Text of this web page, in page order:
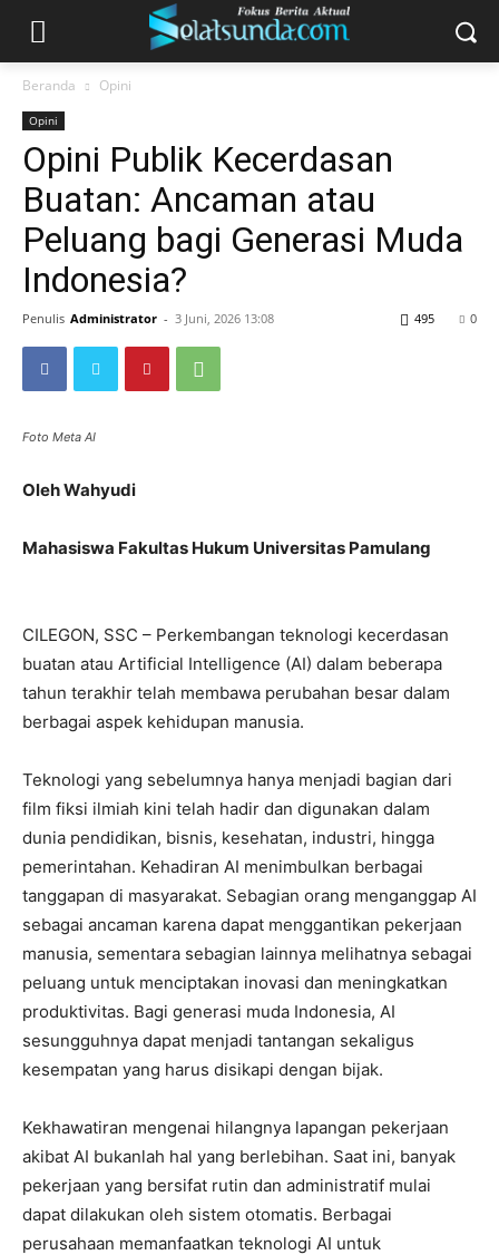
Beranda Opini
Opini
Opini Publik Kecerdasan
Buatan: Ancaman atau
Peluang bagi Generasi Muda
Indonesia?
Penulis Administrator - 3 Juni, 2026 13:08 0
495
Foto Meta AI
Oleh Wahyudi
Mahasiswa Fakultas Hukum Universitas Pamulang
CILEGON, SSC – Perkembangan teknologi kecerdasan
buatan atau Artificial Intelligence (AI) dalam beberapa
tahun terakhir telah membawa perubahan besar dalam
berbagai aspek kehidupan manusia.
Teknologi yang sebelumnya hanya menjadi bagian dari
film fiksi ilmiah kini telah hadir dan digunakan dalam
dunia pendidikan, bisnis, kesehatan, industri, hingga
pemerintahan. Kehadiran AI menimbulkan berbagai
tanggapan di masyarakat. Sebagian orang menganggap AI
sebagai ancaman karena dapat menggantikan pekerjaan
manusia, sementara sebagian lainnya melihatnya sebagai
peluang untuk menciptakan inovasi dan meningkatkan
produktivitas. Bagi generasi muda Indonesia, AI
sesungguhnya dapat menjadi tantangan sekaligus
kesempatan yang harus disikapi dengan bijak.
Kekhawatiran mengenai hilangnya lapangan pekerjaan
akibat AI bukanlah hal yang berlebihan. Saat ini, banyak
pekerjaan yang bersifat rutin dan administratif mulai
dapat dilakukan oleh sistem otomatis. Berbagai
perusahaan memanfaatkan teknologi AI untuk